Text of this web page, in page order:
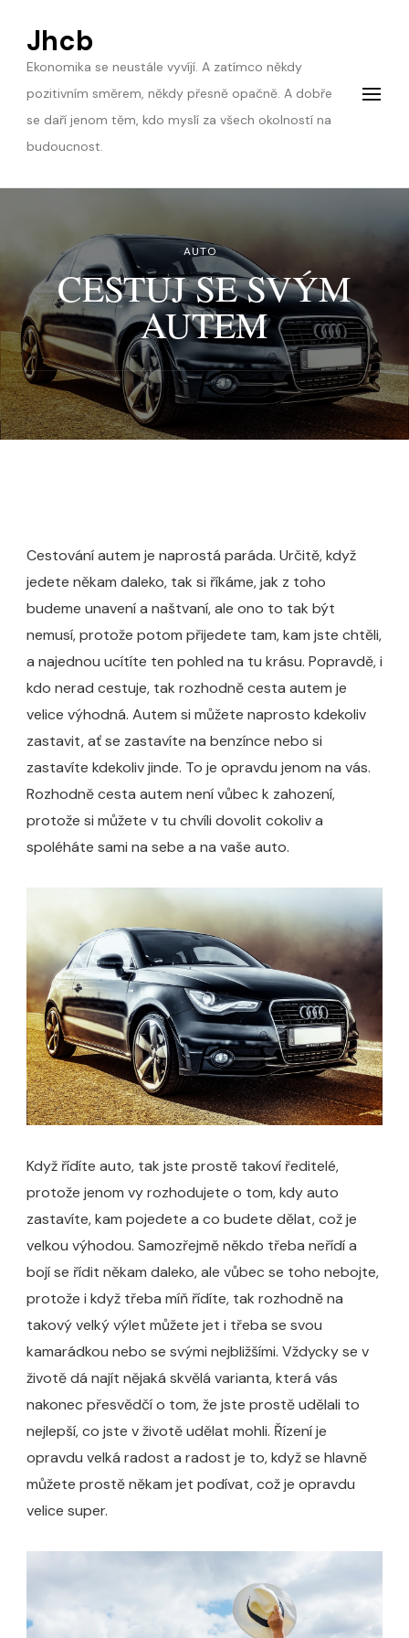
Jhcb
Ekonomika se neustále vyvíjí. A zatímco někdy
pozitivním směrem, někdy přesně opačně. A dobře
se daří jenom těm, kdo myslí za všech okolností na
budoucnost.
AUTO
CESTUJ SE SVÝM
AUTEM
Cestování autem je naprostá paráda. Určitě, když
jedete někam daleko, tak si říkáme, jak z toho
budeme unavení a naštvaní, ale ono to tak být
nemusí, protože potom přijedete tam, kam jste chtěli,
a najednou ucítíte ten pohled na tu krásu. Popravdě, i
kdo nerad cestuje, tak rozhodně cesta autem je
velice výhodná. Autem si můžete naprosto kdekoliv
zastavit, ať se zastavíte na benzínce nebo si
zastavíte kdekoliv jinde. To je opravdu jenom na vás.
Rozhodně cesta autem není vůbec k zahození,
protože si můžete v tu chvíli dovolit cokoliv a
spoléháte sami na sebe a na vaše auto.
Když řídíte auto, tak jste prostě takoví ředitelé,
protože jenom vy rozhodujete o tom, kdy auto
zastavíte, kam pojedete a co budete dělat, což je
velkou výhodou. Samozřejmě někdo třeba neřídí a
bojí se řídit někam daleko, ale vůbec se toho nebojte,
protože i když třeba míň řídíte, tak rozhodně na
takový velký výlet můžete jet i třeba se svou
kamarádkou nebo se svými nejbližšími. Vždycky se v
životě dá najít nějaká skvělá varianta, která vás
nakonec přesvědčí o tom, že jste prostě udělali to
nejlepší, co jste v životě udělat mohli. Řízení je
opravdu velká radost a radost je to, když se hlavně
můžete prostě někam jet podívat, což je opravdu
velice super.